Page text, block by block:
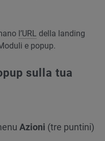
l’URL della landing
e popup.
sulla tua
Azioni (tre puntini)